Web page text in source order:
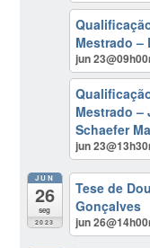
Mestrado –
jun
Mestrado –
Schaefer
jun
JUN
26
seg
2023
Tese de
Gonçalves
jun